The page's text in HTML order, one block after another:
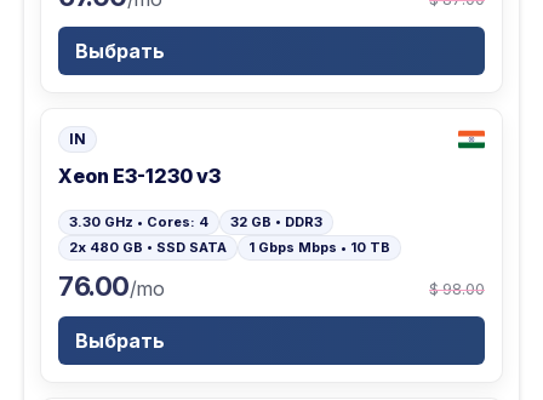
Выбрать
IN
Xeon E3-1230 v3
3.30 GHz • Cores: 4
32 GB • DDR3
2x 480 GB • SSD SATA
1 Gbps Mbps • 10 TB
76.00/mo $ 98.00
Выбрать